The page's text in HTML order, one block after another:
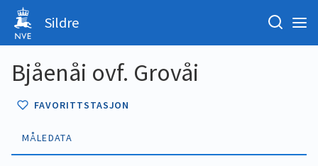
Sildre
Bjåenåi ovf. Grovåi
FAVORITTSTASJON
MÅLEDATA